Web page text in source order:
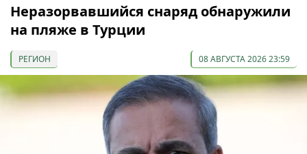
Неразорвавшийся снаряд обнаружили
на пляже в Турции
РЕГИОН 08 АВГУСТА 2026 23:59